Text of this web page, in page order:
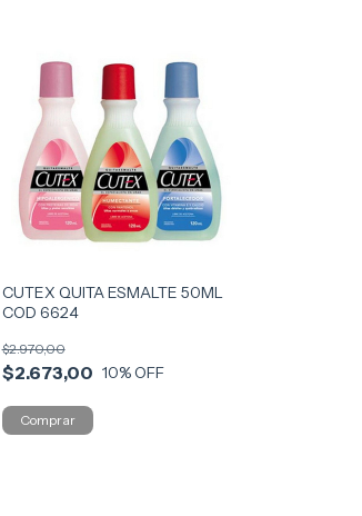
CUTEX QUITA ESMALTE 50ML
COD 6624
$2.673,00
$2.970,00
10% OFF